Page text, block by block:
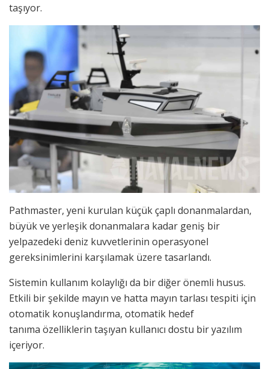
taşıyor.
Pathmaster, yeni kurulan küçük çaplı donanmalardan,
büyük ve yerleşik donanmalara kadar geniş bir
yelpazedeki deniz kuvvetlerinin operasyonel
gereksinimlerini karşılamak üzere tasarlandı.
Sistemin kullanım kolaylığı da bir diğer önemli husus.
Etkili bir şekilde mayın ve hatta mayın tarlası tespiti için
otomatik konuşlandırma, otomatik hedef
tanıma özelliklerin taşıyan kullanıcı dostu bir yazılım
içeriyor.